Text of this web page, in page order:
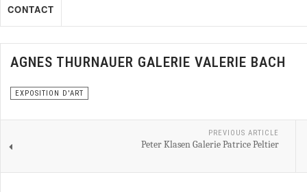
CONTACT
AGNES THURNAUER GALERIE VALERIE BACH
EXPOSITION D'ART
PREVIOUS ARTICLE
Peter Klasen Galerie Patrice Peltier